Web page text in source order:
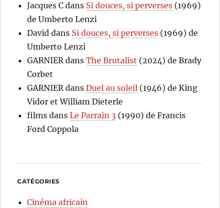
Jacques C dans Si douces, si perverses (1969)
de Umberto Lenzi
David dans Si douces, si perverses (1969) de
Umberto Lenzi
GARNIERdansThe Brutalist (2024) de Brady
Corbet
GARNIERdansDuel au soleil (1946) de King
Vidor et William Dieterle
films dansLe Parrain 3 (1990) de Francis
Ford Coppola
CATÉGORIES
Cinéma africain